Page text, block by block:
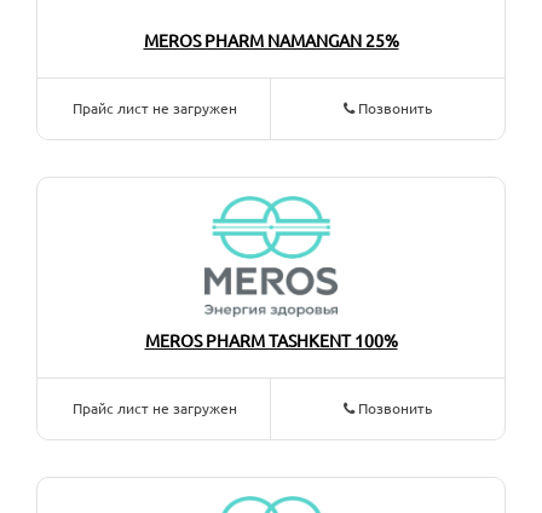
MEROS PHARM NAMANGAN 25%
Прайс лист не загружен Позвонить
MEROS PHARM TASHKENT 100%
Прайс лист не загружен Позвонить